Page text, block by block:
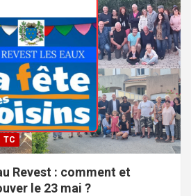
TC
Revest : comment et
le 23 mai ?